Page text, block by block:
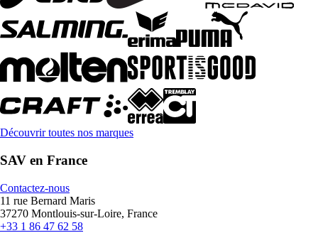
Découvrir toutes nos marques
SAV en France
Contactez-nous
11 rue Bernard Maris
37270 Montlouis-sur-Loire, France
+33 1 86 47 62 58